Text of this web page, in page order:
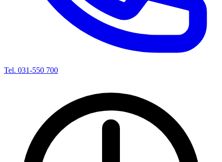
Tel. 031-550 700